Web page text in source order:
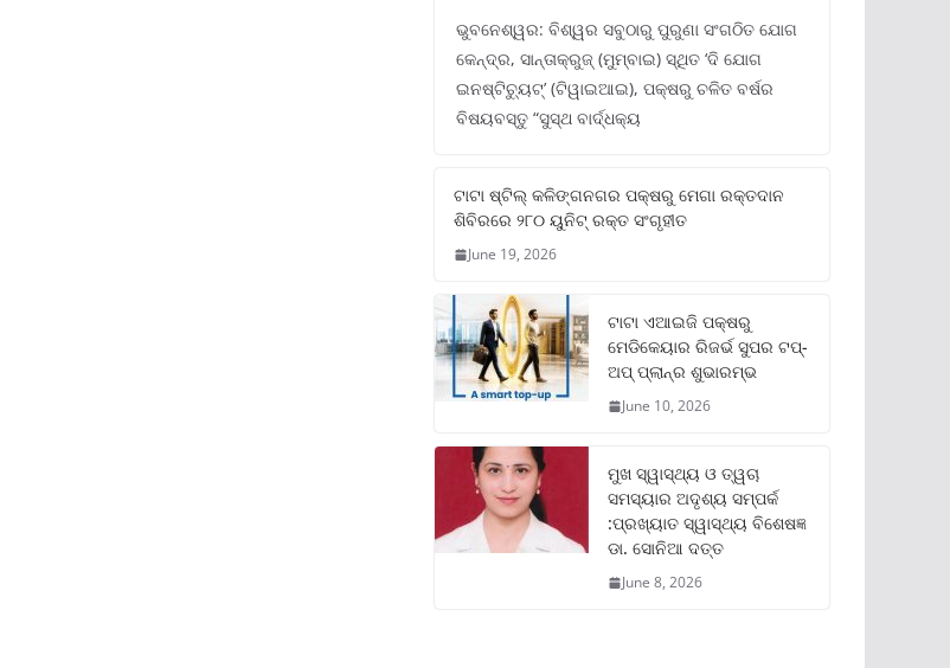
ଭୁବନେଶ୍ୱର: ବିଶ୍ୱର ସବୁଠାରୁ ପୁରୁଣା ସଂଗଠିତ ଯୋଗ
କେନ୍ଦ୍ର, ସାନ୍ତାକ୍ରୁଜ୍ (ମୁମ୍ବାଇ) ସ୍ଥିତ ‘ଦି ଯୋଗ
ଇନଷ୍ଟିଚ୍ୟୁଟ୍‌’ (ଟିୱାଇଆଇ), ପକ୍ଷରୁ ଚଳିତ ବର୍ଷର
ବିଷୟବସ୍ତୁ “ସୁସ୍ଥ ବାର୍ଦ୍ଧକ୍ୟ
ଟାଟା ଷ୍ଟିଲ୍‌ କଳିଙ୍ଗନଗର ପକ୍ଷରୁ ମେଗା ରକ୍ତଦାନ
ଶିବିରରେ ୨୮୦ ୟୁନିଟ୍‌ ରକ୍ତ ସଂଗୃହୀତ
June 19, 2026
ଟାଟା ଏଆଇଜି ପକ୍ଷରୁ
ମେଡିକେୟାର ରିଜର୍ଭ ସୁପର ଟପ୍‌-
ଅପ୍ ପ୍ଲାନ୍‌ର ଶୁଭାରମ୍ଭ
June 10, 2026
ମୁଖ ସ୍ୱାସ୍ଥ୍ୟ ଓ ତ୍ୱଚା
ସମସ୍ୟାର ଅଦୃଶ୍ୟ ସମ୍ପର୍କ
:ପ୍ରଖ୍ୟାତ ସ୍ୱାସ୍ଥ୍ୟ ବିଶେଷଜ୍ଞ
ଡା. ସୋନିଆ ଦତ୍ତ
June 8, 2026